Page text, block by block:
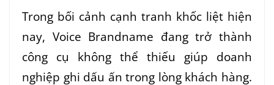
Trong bối cảnh cạnh tranh khốc liệt hiện
nay, Voice Brandname đang trở thành
công cụ không thể thiếu giúp doanh
nghiệp ghi dấu ấn trong lòng khách hàng.